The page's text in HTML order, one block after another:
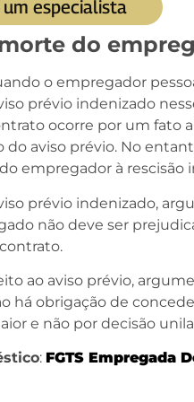
especialista
do
o empregador
prévio indenizado
ocorre por um fato
aviso prévio. No
empregador à rescisão
prévio indenizado,
não deve ser
ao aviso prévio,
há obrigação de
e não por decisão
: FGTS Empregada